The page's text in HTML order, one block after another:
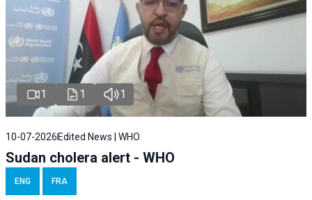
1 1 1
10-07-2026 Edited News | WHO
Sudan cholera alert - WHO
ENG FRA